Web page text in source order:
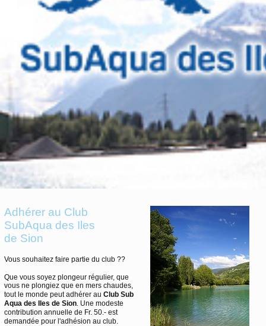
Adhérer au Club
SubAqua des Iles
de Sion
Vous souhaitez faire partie du club ??
Que vous soyez plongeur régulier, que
vous ne plongiez que en mers chaudes,
tout le monde peut adhérer auClub Sub
Aqua des Iles de Sion. Une modeste
contribution annuelle de Fr. 50.- est
demandée pour l'adhésion au club.